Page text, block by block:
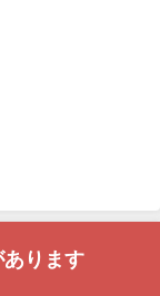
あります